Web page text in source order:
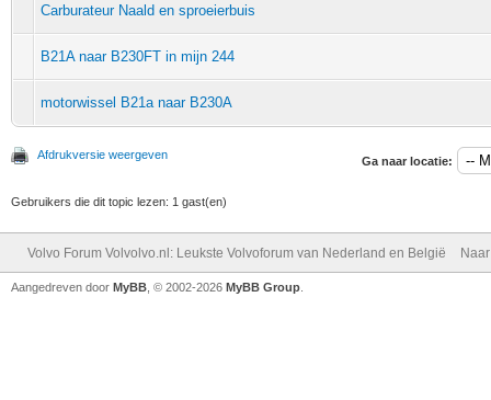
Carburateur Naald en sproeierbuis
B21A naar B230FT in mijn 244
motorwissel B21a naar B230A
Afdrukversie weergeven Ga naar locatie:
Gebruikers die dit topic lezen: 1 gast(en)
Volvo Forum Volvolvo.nl: Leukste Volvoforum van Nederland en België
Aangedreven door MyBB , © 2002-2026 MyBB Group